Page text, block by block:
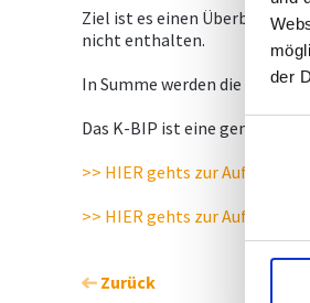
der
Ziel ist es einen Überblick
nicht enthalten.
In Summe werden die
Das K-BIP ist eine
>> HIER gehts zur Aufstellung
>> HIER gehts zur
Zurück